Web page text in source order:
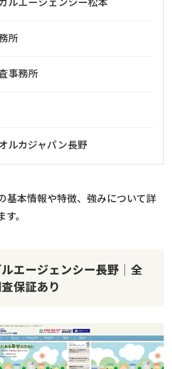
所
事務所
ルカジャパン長野
基本情報や特徴、強みについて詳
。
エージェンシー長野│全
保証あり